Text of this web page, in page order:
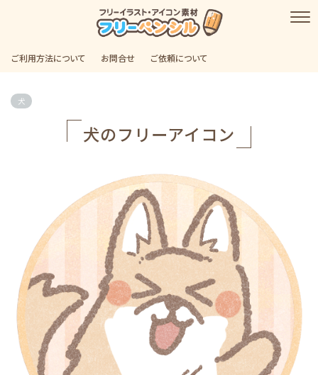
ご利用方法について お問合せ ご依頼について
犬
犬のフリーアイコン